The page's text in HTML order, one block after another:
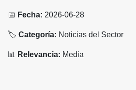
📅 Fecha: 2026-06-28
🏷️ Categoría: Noticias del Sector
📊 Relevancia: Media